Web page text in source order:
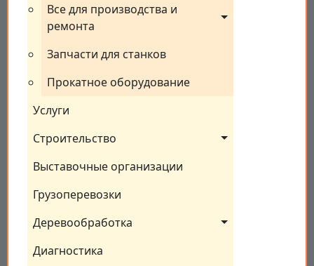
Все для производства и
ремонта
Запчасти для станков
Прокатное оборудование
Услуги
Строительство
Выставочные организации
Грузоперевозки
Деревообработка
Диагностика